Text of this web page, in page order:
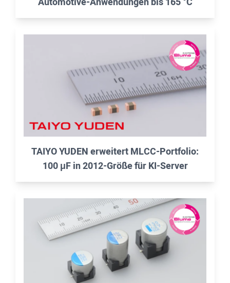
TAIYO YUDEN erweitert MLCC-Portfolio:
100 μF in 2012-Größe für KI-Server